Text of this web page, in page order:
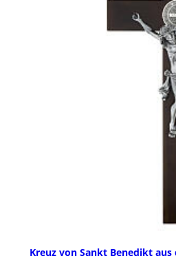
Kreuz von Sankt Benedikt